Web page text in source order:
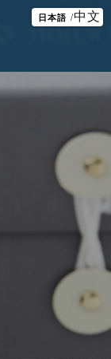
日本語 中文